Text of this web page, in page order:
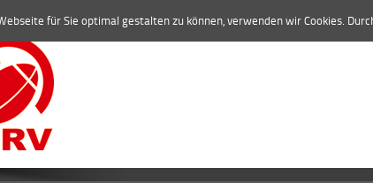
für Sie optimal gestalten zu können, verwenden wir Cookies.